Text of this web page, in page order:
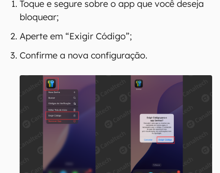
Toque e segure sobre o app que você deseja
bloquear;
Aperte em “Exigir Código”;
Confirme a nova configuração.